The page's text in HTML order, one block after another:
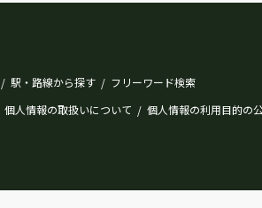
/ 駅・路線から探す / フリーワード検索
個人情報の取扱いについて / 個人情報の利用目的の